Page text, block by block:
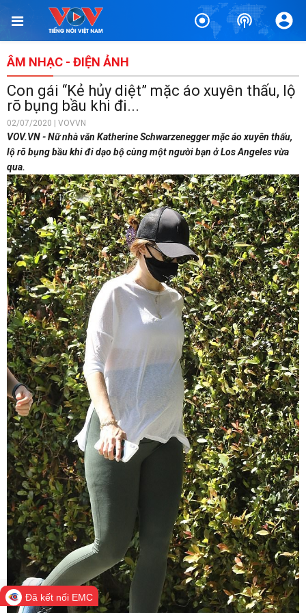
ÂM NHẠC - ĐIỆN ẢNH
Con gái “Kẻ hủy diệt” mặc áo xuyên thấu, lộ
rõ bụng bầu khi đi...
02/07/2020 | VOVVN
VOV.VN - Nữ nhà văn Katherine Schwarzenegger mặc áo xuyên thấu,
lộ rõ bụng bầu khi đi dạo bộ cùng một người bạn ở Los Angeles vừa
qua.
Đã kết nối EMC